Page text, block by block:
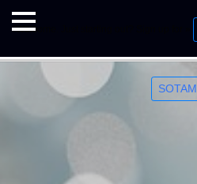
Welcome. Just starting out? Sign up for »
SOTAM